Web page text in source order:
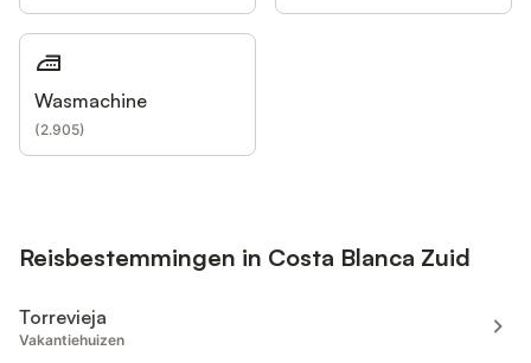
Wasmachine
(2.905)
Reisbestemmingen in Costa Blanca Zuid
Torrevieja
Vakantiehuizen